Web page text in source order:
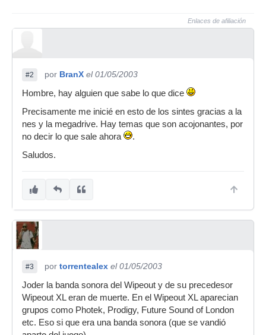
Enlaces de afiliación
#2 por BranX el 01/05/2003
Hombre, hay alguien que sabe lo que dice
Precisamente me inicié en esto de los sintes gracias a la
nes y la megadrive. Hay temas que son acojonantes, por
no decir lo que sale ahora
.
Saludos.
#3 por torrentealex el 01/05/2003
Joder la banda sonora del Wipeout y de su precedesor
Wipeout XL eran de muerte. En el Wipeout XL aparecian
grupos como Photek, Prodigy, Future Sound of London
etc. Eso si que era una banda sonora (que se vandió